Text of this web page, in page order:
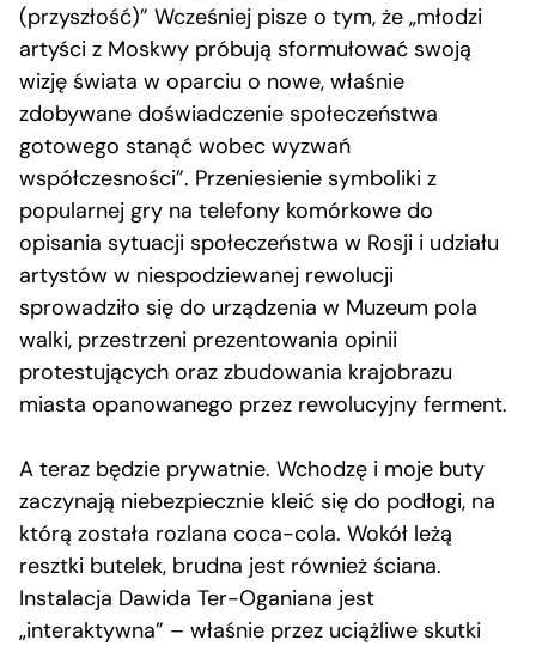
(przyszłość)” Wcześniej pisze o tym, że „młodzi
artyści z Moskwy próbują sformułować swoją
wizję świata w oparciu o nowe, właśnie
zdobywane doświadczenie społeczeństwa
gotowego stanąć wobec wyzwań
współczesności”. Przeniesienie symboliki z
popularnej gry na telefony komórkowe do
opisania sytuacji społeczeństwa w Rosji i udziału
artystów w niespodziewanej rewolucji
sprowadziło się do urządzenia w Muzeum pola
walki, przestrzeni prezentowania opinii
protestujących oraz zbudowania krajobrazu
miasta opanowanego przez rewolucyjny ferment.
A teraz będzie prywatnie. Wchodzę i moje buty
zaczynają niebezpiecznie kleić się do podłogi, na
którą została rozlana coca-cola. Wokół leżą
resztki butelek, brudna jest również ściana.
Instalacja Dawida Ter-Oganiana jest
„interaktywna” – właśnie przez uciążliwe skutki